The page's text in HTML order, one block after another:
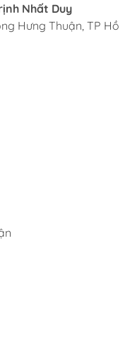
Nhất Duy
Hưng Thuận, TP Hồ